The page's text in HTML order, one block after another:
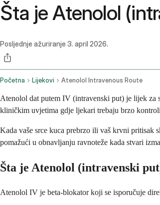
Šta je Atenolol
Posljednje ažuriranje 3. april 2026.
Početna Lijekovi Atenolol Intravenous Route
Atenolol dat putem IV (intravenski put) je lijek za
kliničkim uvjetima gdje ljekari trebaju brzo
Kada vaše srce kuca prebrzo ili vaš krvni pritisak
pomažući u obnavljanju ravnoteže kada stvari
Šta je Atenolol (intravenski
Atenolol IV je beta-blokator koji se isporučuje